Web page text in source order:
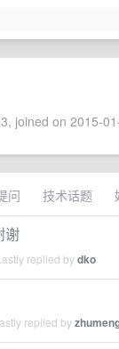
joined on 2015-
问 技术话题
谢
replied bydko
replied by